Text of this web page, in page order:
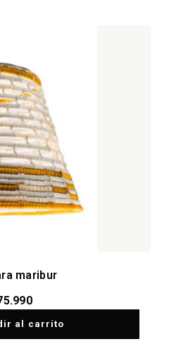
maribur
al carrito